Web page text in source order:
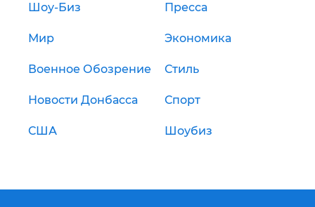
Шоу-Биз Пресса
Мир Экономика
Военное Обозрение Стиль
Новости Донбасса Спорт
США Шоубиз